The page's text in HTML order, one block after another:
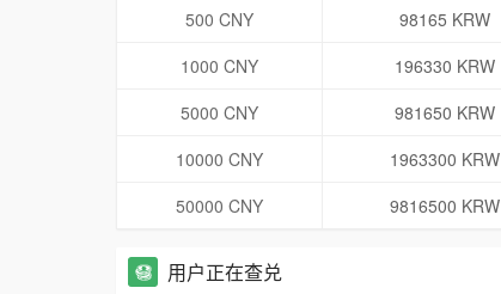
500 CNY
98165 KRW
1000 CNY
196330 KRW
5000 CNY
981650 KRW
10000 CNY
1963300 KRW
50000 CNY
9816500 KRW
用户正在查兑